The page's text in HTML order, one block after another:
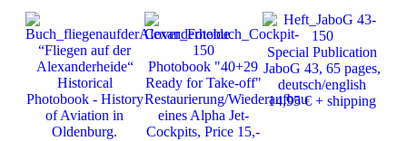
“Fliegen auf der
Alexanderheide“
Historical
Photobook - History
of Aviation in
Oldenburg.
Photobook "40+29
Ready for Take-off"
Restaurierung/Wiederaufbau
eines Alpha Jet-
Cockpits, Price 15,-
Special Publication
JaboG 43, 65 pages,
deutsch/english
14,95 € + shipping